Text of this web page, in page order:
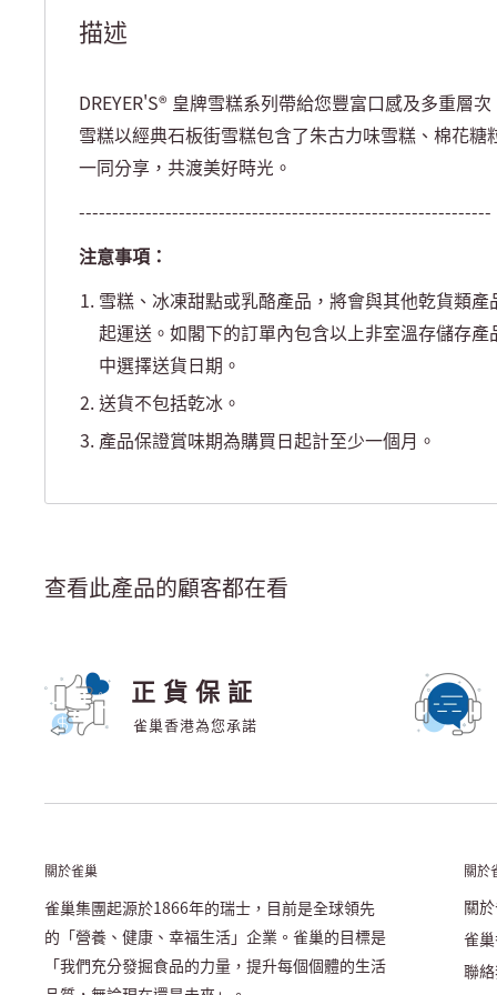
描述
DREYER'S® 皇牌雪糕系列帶給您豐富口感及多重層次
雪糕以經典石板街雪糕包含了朱古力味雪糕、棉花糖
一同分享，共渡美好時光。
--------------------------------------------------------------
注意事項：
雪糕、冰凍甜點或乳酪產品，將會與其他乾貨類
起運送。如閣下的訂單內包含以上非室溫存儲存
中選擇送貨日期。
送貨不包括乾冰。
產品保證賞味期為購買日起計至少一個月。
查看此產品的顧客都在看
正貨保証
雀巢香港為您承諾
關於雀巢
雀巢集團起源於1866年的瑞士，目前是全球領先
的「營養、健康、幸福生活」企業。雀巢的目標是
「我們充分發掘食品的力量，提升每個個體的生活
關於
關
雀
聯